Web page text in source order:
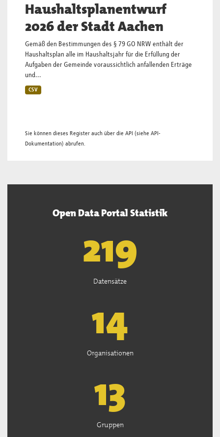
Haushaltsplanentwurf
2026 der Stadt Aachen
Gemäß den Bestimmungen des § 79 GO NRW enthält der
Haushaltsplan alle im Haushaltsjahr für die Erfüllung der
Aufgaben der Gemeinde voraussichtlich anfallenden Erträge
und...
CSV
Sie können dieses Register auch über die API (siehe API-
Dokumentation) abrufen.
Open Data Portal Statistik
221
Datensätze
15
Organisationen
13
Gruppen